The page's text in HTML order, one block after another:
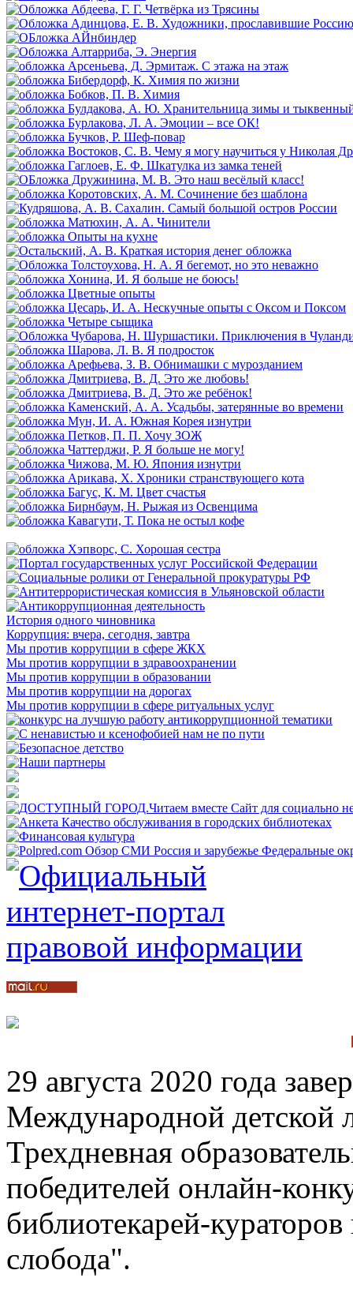
История одного чиновника
Коррупция: вчера, сегодня, завтра
Мы против коррупции в сфере ЖКХ
Мы против коррупции в здравоохранении
Мы против коррупции в образовании
Мы против коррупции на дорогах
Мы против коррупции в сфере ритуальных услуг
29 августа 2020 года
Международной детской
Трехдневная
победителей онлайн-
библиотекарей-
слобода".